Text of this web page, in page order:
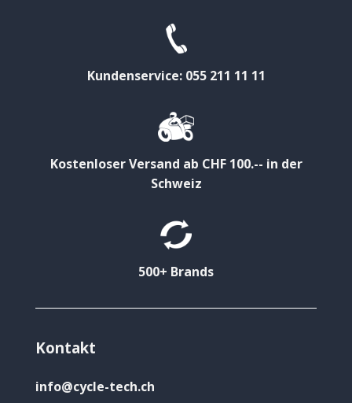
Kundenservice: 055 211 11 11
Kostenloser Versand ab CHF 100.-- in der
Schweiz
500+ Brands
Kontakt
info@cycle-tech.ch